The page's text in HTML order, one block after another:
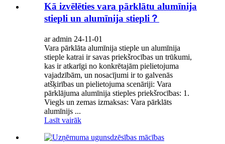
Kā izvēlēties vara pārklātu alumīnija
stiepli un alumīnija stiepli？
ar admin 24-11-01
Vara pārklāta alumīnija stieple un alumīnija
stieple katrai ir savas priekšrocības un trūkumi,
kas ir atkarīgi no konkrētajām pielietojuma
vajadzībām, un nosacījumi ir to galvenās
atšķirības un pielietojuma scenāriji: Vara
pārklājuma alumīnija stieples priekšrocības: 1.
Viegls un zemas izmaksas: Vara pārklāts
alumīnijs ...
Lasīt vairāk